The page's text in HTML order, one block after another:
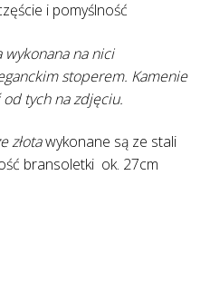
i pomyślność
wykonana na nici
stoperem. Kamenie
tych na zdjęciu.
złotawykonane są ze stali
bransoletki ok. 27cm